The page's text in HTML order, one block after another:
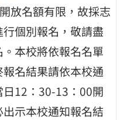
放名額有限，故採志
個別報名，敬請盡
本校將依報名名單
名結果請依本校通
12：30-13：00開
示本校通知報名結